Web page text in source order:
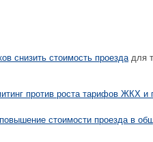
снизить стоимость проездадля
против роста тарифов ЖКХ и
повышение стоимости проезда в